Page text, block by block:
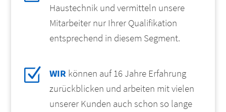
Haustechnik und vermitteln unsere
Mitarbeiter nur Ihrer Qualifikation
entsprechend in diesem Segment.
Z WIR können auf 16 Jahre Erfahrung
zurückblicken und arbeiten mit vielen
unserer Kunden auch schon so lange